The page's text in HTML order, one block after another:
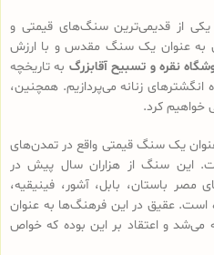
از قدیمی‌ترین سنگ‌های قیمتی و
به عنوان یک سنگ مقدس و با ارزش
نقره و تسبیح آقابزرگ به تاریخچه
زنانه می‌پردازیم. همچنین،
خواهیم کرد.
یک سنگ قیمتی واقع در تمدن‌های
این سنگ از هزاران سال پیش در
باستان، بابل، آشور، فینیقیه،
است. عقیق در این فرهنگ‌ها به عنوان
و اعتقاد بر این بوده که خواص